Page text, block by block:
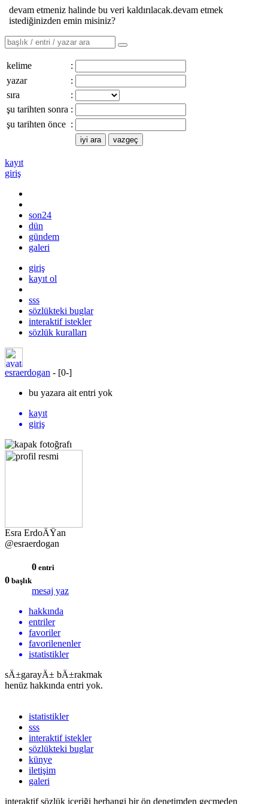
devam etmeniz halinde bu veri kaldırılacak.devam etmek
istediğinizden emin misiniz?
kelime
:
yazar
:
sıra
:
şu tarihten sonra :
şu tarihten önce :
kayıt
giriş
son24
dün
gündem
galeri
giriş
kayıt ol
sss
sözlükteki buglar
interaktif istekler
sözlük kuralları
esraerdogan - [0-]
bu yazara ait entri yok
kayıt
giriş
Esra ErdoÄŸan
@esraerdogan
0 başlık
0 entri
mesaj yaz
hakkında
entriler
favoriler
favorilenenler
istatistikler
sÄ±garayÄ± bÄ±rakmak
henüz hakkında entri yok.
istatistikler
sss
interaktif istekler
sözlükteki buglar
künye
iletişim
galeri
interaktif sözlük içeriği herhangi bir ön denetimden geçmeden